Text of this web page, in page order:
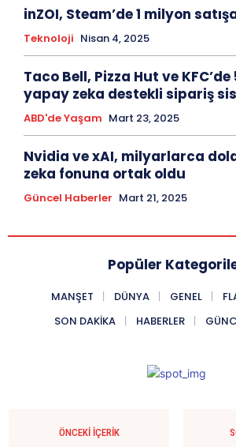
inZOI, Steam’de 1 milyon
Teknoloji Nisan 4, 2025
Taco Bell, Pizza Hut ve
yapay zeka destekli sipariş
ABD'de Yaşam Mart 23, 2025
Nvidia ve xAI, milyarlarca
zeka fonuna ortak oldu
Güncel Haberler Mart 21, 2025
Popüler
MANŞET DÜNYA GENEL
SON DAKIKA
HABERLER
ÖNCEKI İÇERIK